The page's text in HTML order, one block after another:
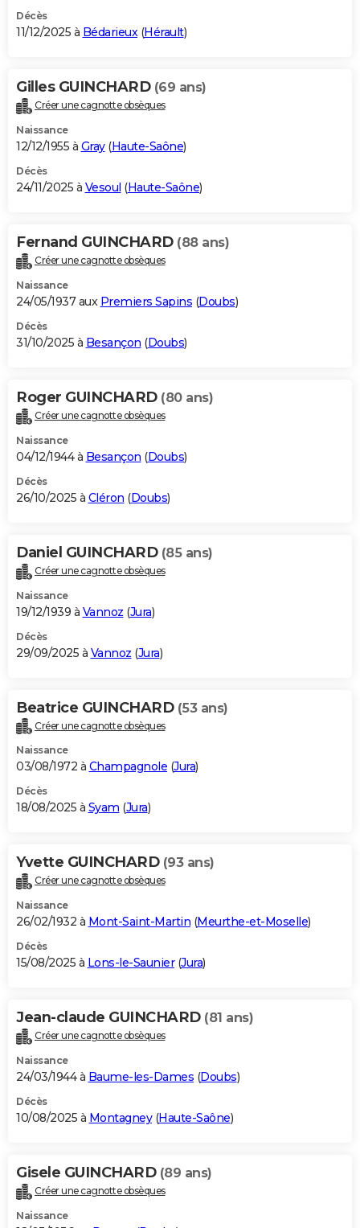
Décès
11/12/2025 à Bédarieux(Hérault)
Gilles GUINCHARD (69 ans)
Créer une cagnotte obsèques
Naissance
12/12/1955 à Gray(Haute-Saône)
Décès
24/11/2025 à Vesoul (Haute-Saône)
Fernand GUINCHARD (88 ans)
Créer une cagnotte obsèques
Naissance
24/05/1937 aux Premiers Sapins (Doubs)
Décès
31/10/2025 à Besançon (Doubs)
Roger GUINCHARD (80 ans)
Créer une cagnotte obsèques
Naissance
04/12/1944 à Besançon (Doubs)
Décès
26/10/2025 à Cléron (Doubs)
Daniel GUINCHARD (85 ans)
Créer une cagnotte obsèques
Naissance
19/12/1939 à Vannoz (Jura)
Décès
29/09/2025 à Vannoz (Jura)
Beatrice GUINCHARD (53 ans)
Créer une cagnotte obsèques
Naissance
03/08/1972 à Champagnole (Jura)
Décès
18/08/2025 à Syam (Jura)
Yvette GUINCHARD (93 ans)
Créer une cagnotte obsèques
Naissance
26/02/1932 à Mont-Saint-Martin (Meurthe-et-Moselle)
Décès
15/08/2025 à Lons-le-Saunier(Jura)
Jean-claude GUINCHARD (81 ans)
Créer une cagnotte obsèques
Naissance
24/03/1944 à Baume-les-Dames (Doubs)
Décès
10/08/2025 à Montagney(Haute-Saône)
Gisele GUINCHARD (89 ans)
Créer une cagnotte obsèques
Naissance